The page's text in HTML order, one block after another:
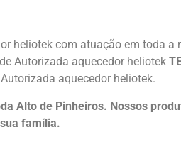
heliotek com atuação em toda a
Autorizada aquecedor heliotek
aquecedor heliotek.
Alto de Pinheiros. Nossos
família.